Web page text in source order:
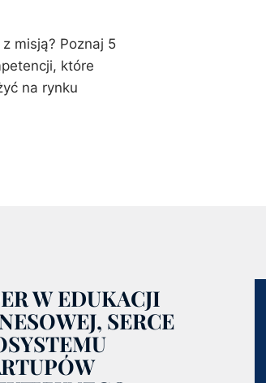
misją? Poznaj 5
które
na rynku
W EDUKACJI
SERCE